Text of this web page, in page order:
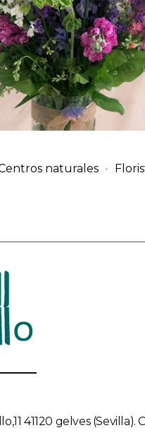
naturales
41120 gelves (Sevilla).